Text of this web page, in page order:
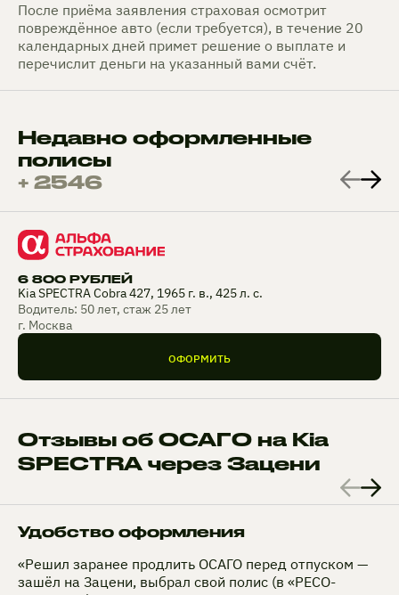
После приёма заявления страховая осмотрит
повреждённое авто (если требуется), в течение 20
календарных дней примет решение о выплате и
перечислит деньги на указанный вами счёт.
Недавно оформленные
полисы
+ 2546
6 800 РУБЛЕЙ
Kia SPECTRA Cobra 427, 1965 г. в., 425 л. с.
Водитель: 50 лет, стаж 25 лет
г. Москва
ОФОРМИТЬ
Отзывы об ОСАГО на Kia
SPECTRA через Зацени
Удобство оформления
«Решил заранее продлить ОСАГО перед отпуском —
зашёл на Зацени, выбрал свой полис (в «РЕСО-